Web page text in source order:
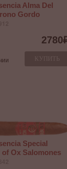
Alma Del
Gordo
2780
КУПИТЬ
Special
of Ox Salomones